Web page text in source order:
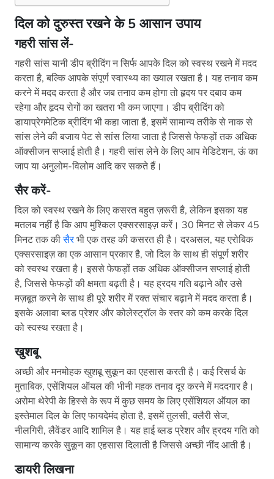
दिल को दुरुस्त रखने के 5 आसान उपाय
गहरी सांस लें-
गहरी सांस यानी डीप ब्रीदिंग न सिर्फ आपके दिल को स्वस्थ रखने में मदद
करता है, बल्कि आपके संपूर्ण स्वास्थ्य का ख्याल रखता है। यह तनाव कम
करने में मदद करता है और जब तनाव कम होगा तो हृदय पर दबाव कम
रहेगा और हृदय रोगों का खतरा भी कम जाएगा। डीप ब्रीदिंग को
डायाप्रेगमेटिक ब्रीदिंग भी कहा जाता है, इसमें सामान्य तरीके से नाक से
सांस लेने की बजाय पेट से सांस लिया जाता है जिससे फेफड़ों तक अधिक
ऑक्सीजन सप्लाई होती है। गहरी सांस लेने के लिए आप मेडिटेशन, ऊं का
जाप या अनुलोम-विलोम आदि कर सकते हैं।
सैर करें-
दिल को स्वस्थ रखने के लिए कसरत बहुत ज़रूरी है, लेकिन इसका यह
मतलब नहीं है कि आप मुश्किल एक्सरसाइज़ करें। 30 मिनट से लेकर 45
मिनट तक कीसैरभी एक तरह की कसरत ही है। दरअसल, यह एरोबिक
एक्सरसाइज़ का एक आसान प्रकार है, जो दिल के साथ ही संपूर्ण शरीर
को स्वस्थ रखता है। इससे फेफड़ों तक अधिक ऑक्सीजन सप्लाई होती
है, जिससे फेफड़ों की क्षमता बढ़ती है। यह ह्रदय गति बढ़ाने और उसे
मज़बूत करने के साथ ही पूरे शरीर में रक्त संचार बढ़ाने में मदद करता है।
इसके अलावा ब्लड प्रेशर और कोलेस्ट्रॉल के स्तर को कम करके दिल
को स्वस्थ रखता है।
खुशबू
अच्छी और मनमोहक खुशबू सुकून का एहसास करती है। कई रिसर्च के
मुताबिक, एसेंशियल ऑयल की भीनी महक तनाव दूर करने में मददगार है।
अरोमा थेरेपी के हिस्से के रूप में कुछ समय के लिए एसेंशियल ऑयल का
इस्तेमाल दिल के लिए फायदेमंद होता है, इसमें तुलसी, क्लैरी सेज,
नीलगिरी, लैवेंडर आदि शामिल है। यह हाई ब्लड प्रेशर और ह्रदय गति को
सामान्य करके सुकून का एहसास दिलाती है जिससे अच्छी नींद आती है।
डायरी लिखना